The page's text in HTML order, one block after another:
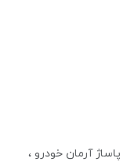
آرمان خودرو ،